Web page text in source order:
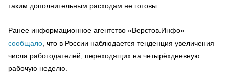
таким дополнительным расходам не готовы.
Ранее информационное агентство «Верстов.Инфо»
сообщало , что в России наблюдается тенденция увеличения
числа работодателей, переходящих на четырёхдневную
рабочую неделю.